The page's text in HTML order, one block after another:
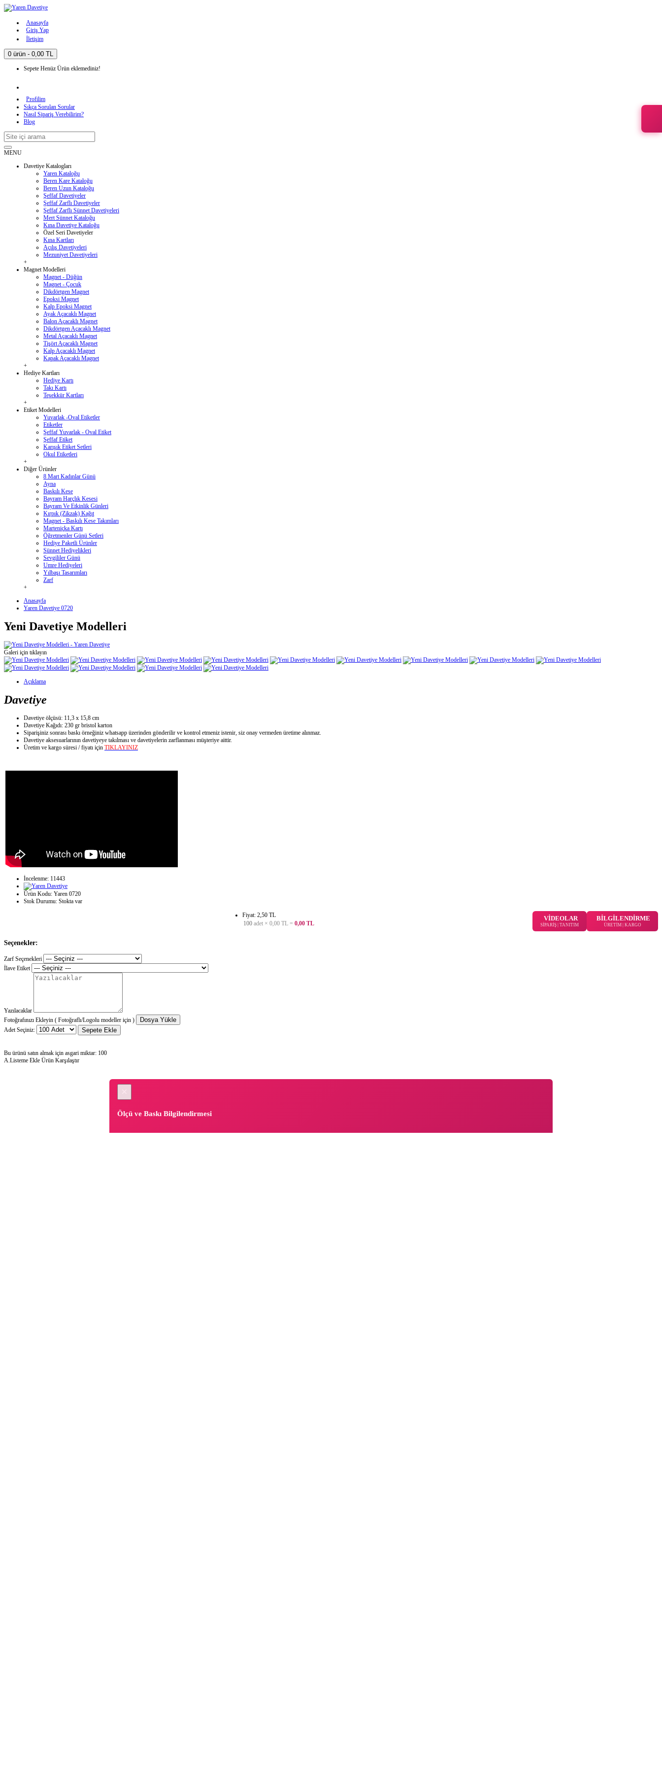
Anasayfa
Giriş Yap
İletişim
0 ürün - 0,00 TL
Sepete Henüz Ürün eklemediniz!
Profilim
Sıkça Sorulan Sorular
Nasıl Sipariş Verebilirim?
Blog
MENU
Davetiye Katalogları
Yaren Kataloğu
Beren Kare Kataloğu
Beren Uzun Kataloğu
Şeffaf Davetiyeler
Şeffaf Zarflı Davetiyeler
Şeffaf Zarflı Sünnet Davetiyeleri
Mert Sünnet Kataloğu
Kına Davetiye Kataloğu
Özel Seri Davetiyeler
Kına Kartları
Açılış Davetiyeleri
Mezuniyet Davetiyeleri
+
Magnet Modelleri
Magnet - Düğün
Magnet - Çocuk
Dikdörtgen Magnet
Epoksi Magnet
Kalp Epoksi Magnet
Ayak Açacaklı Magnet
Balon Açacaklı Magnet
Dikdörtgen Açacaklı Magnet
Metal Açacaklı Magnet
Tişört Açacaklı Magnet
Kalp Açacaklı Magnet
Kapak Açacaklı Magnet
+
Hediye Kartları
Hediye Kartı
Takı Kartı
Teşekkür Kartları
+
Etiket Modelleri
Yuvarlak -Oval Etiketler
Etiketler
Şeffaf Yuvarlak - Oval Etiket
Şeffaf Etiket
Karışık Etiket Setleri
Okul Etiketleri
+
Diğer Ürünler
8 Mart Kadınlar Günü
Ayna
Baskılı Kese
Bayram Harçlık Kesesi
Bayram Ve Etkinlik Günleri
Kırpık (Zikzak) Kağıt
Magnet - Baskılı Kese Takımları
Marteniçka Kartı
Öğretmenler Günü Setleri
Hediye Paketli Ürünler
Sünnet Hediyelikleri
Sevgililer Günü
Umre Hediyeleri
Yılbaşı Tasarımları
Zarf
+
Anasayfa
Yaren Davetiye 0720
Yeni Davetiye Modelleri
Galeri için tıklayın
Açıklama
Davetiye
Davetiye ölçüsü: 11,3 x 15,8 cm
Davetiye Kağıdı: 230 gr bristol karton
Siparişiniz sonrası baskı örneğiniz whatsapp üzerinden gönderilir ve kontrol etmeniz istenir, siz onay vermeden üretime alınmaz.
Davetiye aksesuarlarının davetiyeye takılması ve davetiyelerin zarflanması müşteriye aittir.
Üretim ve kargo süresi / fiyatı için TIKLAYINIZ
İncelenme: 11443
Ürün Kodu: Yaren 0720
Stok Durumu: Stokta var
Fiyat: 2,50 TL
100adet × 0,00 TL= 0,00 TL
VİDEOLAR
SİPARİŞ | TANITIM
BİLGİLENDİRME
ÜRETİM | KARGO
Seçenekler:
Zarf Seçenekleri
İlave Etiket
Yazılacaklar
Fotoğrafınızı Ekleyin ( Fotoğraflı/Logolu modeller için )
Dosya Yükle
Adet Seçiniz: Sepete Ekle
Bu ürünü satın almak için asgari miktar: 100
A.Listeme Ekle Ürün Karşılaştır
Ölçü ve Baskı Bilgilendirmesi